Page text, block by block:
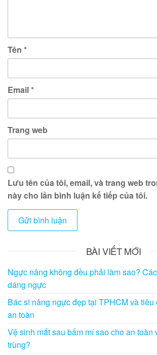
Tên *
Email*
Trang web
Lưu tên của tôi, email, và trang web
này cho lần bình luận kế tiếp của tôi.
BÀI VIẾT MỚI
Ngực nâng không đều phải làm sao?
dáng ngực
Bác sĩ nâng ngực đẹp tại TPHCM và
an toàn
Vệ sinh mắt sau bấm mí sao cho an toàn
trùng?